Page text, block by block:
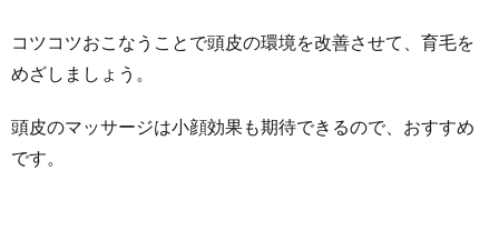
コツコツおこなうことで頭皮の環境を改善させて、育毛を
めざしましょう。
頭皮のマッサージは小顔効果も期待できるので、おすすめ
です。